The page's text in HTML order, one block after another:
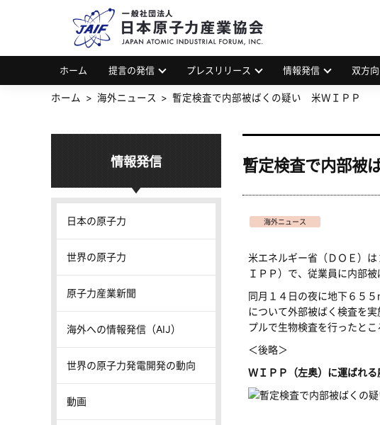
JAPAN ATOMIC
ホーム 提言の発信 プレスリリース 情報発信 双方
ホーム 海外ニュース 暫定検査で内部被ばくの疑い 米ＷＩＰＰ
暫定検査で内部被
海外ニュース
米エネルギー省（ＤＯＥ）
ＩＰＰ）で、従業員に内部
同月１４日の夜に地下６５
について外部被ばく検査を
プルで生物検査を行ったとこ
＜後略＞
ＷＩＰＰ（左奥）に運ばれる
情報発信
日本の原子力
世界の原子力
原子力産業新聞
海外への情報発信（AIJ）
世界の原子力発電開発の動向
動画